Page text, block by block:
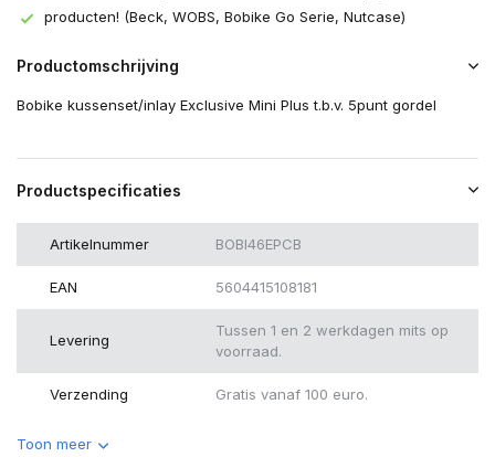
producten! (Beck, WOBS, Bobike Go Serie, Nutcase)
Productomschrijving
Bobike kussenset/inlay Exclusive Mini Plus t.b.v. 5punt gordel
Productspecificaties
Artikelnummer BOBI46EPCB
EAN 5604415108181
Levering
Tussen 1 en 2 werkdagen mits op
voorraad.
Verzending Gratis vanaf 100 euro.
Toon meer